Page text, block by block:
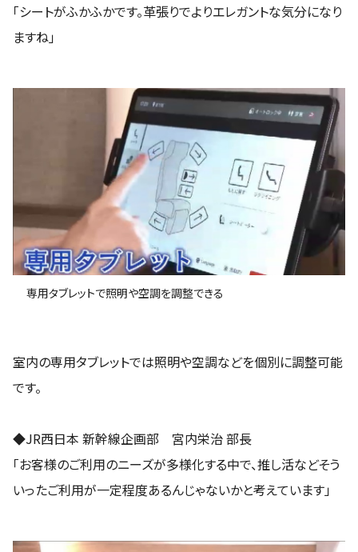
「シートがふかふかです。革張りでよりエレガントな気分になり
ますね」
専用タブレットで照明や空調を調整できる
室内の専用タブレットでは照明や空調などを個別に調整可能
です。
◆JR西日本 新幹線企画部 宮内栄治 部長
「お客様のご利用のニーズが多様化する中で、推し活などそう
いったご利用が一定程度あるんじゃないかと考えています」